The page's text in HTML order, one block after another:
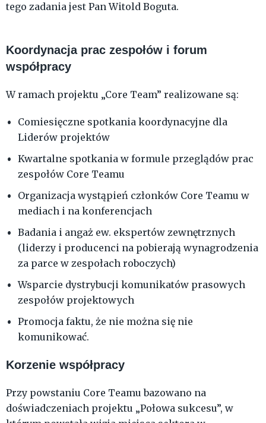
tego zadania jest Pan Witold Boguta.
Koordynacja prac zespołów i forum
współpracy
W ramach projektu „Core Team” realizowane są:
Comiesięczne spotkania koordynacyjne dla
Liderów projektów
Kwartalne spotkania w formule przeglądów prac
zespołów Core Teamu
Organizacja wystąpień członków Core Teamu w
mediach i na konferencjach
Badania i angaż ew. ekspertów zewnętrznych
(liderzy i producenci na pobierają wynagrodzenia
za parce w zespołach roboczych)
Wsparcie dystrybucji komunikatów prasowych
zespołów projektowych
Promocja faktu, że nie można się nie
komunikować.
Korzenie współpracy
Przy powstaniu Core Teamu bazowano na
doświadczeniach projektu „Połowa sukcesu”, w